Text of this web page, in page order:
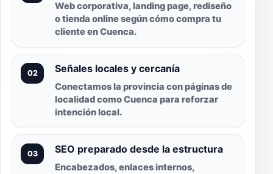
Web corporativa, landing page, rediseño
o tienda online según cómo compra tu
cliente en Cuenca.
02 Señales locales y cercanía
Conectamos la provincia con páginas de
localidad como Cuenca para reforzar
intención local.
03 SEO preparado desde la estructura
Encabezados, enlaces internos,